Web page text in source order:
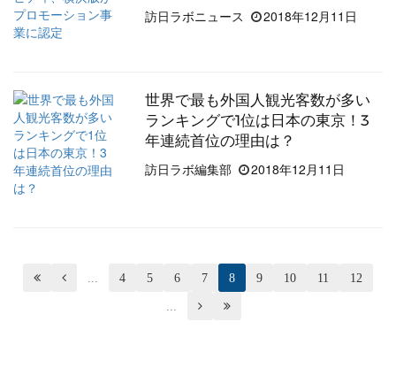
訪日ラボニュース
2018年12月11日
世界で最も外国人観光客数が多い
ランキングで1位は日本の東京！3
年連続首位の理由は？
訪日ラボ編集部
2018年12月11日
  4 5 6 7 8 9 10 11 12
 